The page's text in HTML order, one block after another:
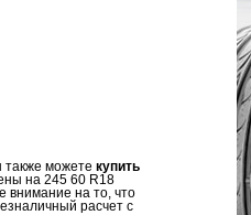
также можете купить
на 245 60 R18
внимание на то, что
расчет с